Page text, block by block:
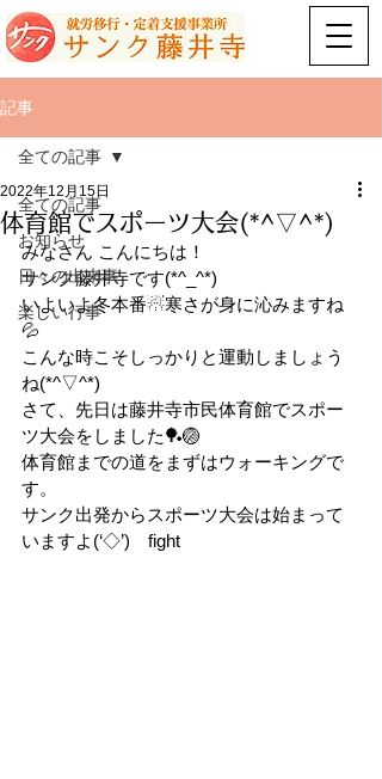
記事
全ての記事
お知らせ
日々の出来事
楽しい行事
全ての記事
体育館でスポーツ大会(*^▽^*)
2022年12月15日
みなさん こんにちは！
サンク藤井寺です(*^_^*)
いよいよ冬本番☃寒さが身に沁みますね
💦
こんな時こそしっかりと運動しましょう
ね(*^▽^*)
さて、先日は藤井寺市民体育館でスポー
ツ大会をしました🏓🏐
体育館までの道をまずはウォーキングで
す。
サンク出発からスポーツ大会は始まって
いますよ(‘◇’)ゞfight